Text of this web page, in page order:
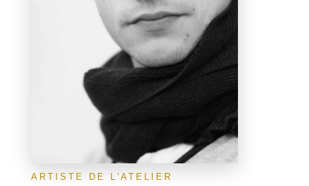
ARTISTE DE L'ATELIER